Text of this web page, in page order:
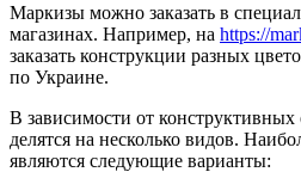
Маркизы можно заказать в
магазинах. Например, на https://
заказать конструкции разных
по Украине.
В зависимости от
делятся на несколько видов.
являются следующие варианты: